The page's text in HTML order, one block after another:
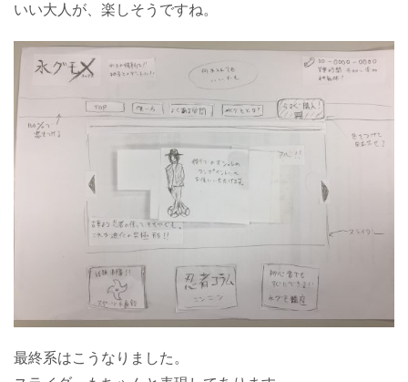
いい大人が、楽しそうですね。
最終系はこうなりました。